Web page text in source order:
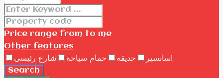
Price range from to me
Other features
اسانسير
حديقة حمام سباحة
شارع رئيسى
Search